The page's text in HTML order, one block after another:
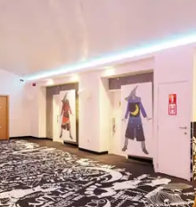
Föregående bild